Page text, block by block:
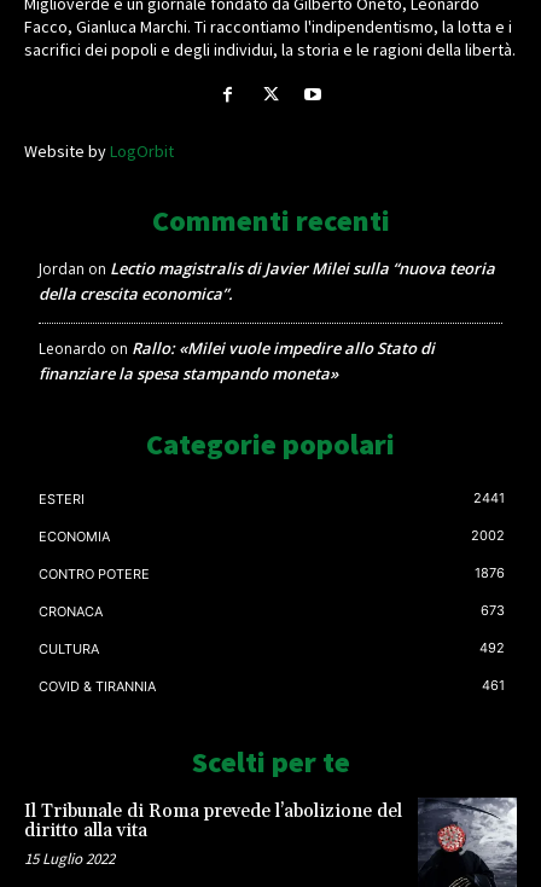
Facco, Gianluca Marchi. Ti raccontiamo l'indipendentismo, la lotta e i
sacrifici dei popoli e degli individui, la storia e le ragioni della libertà.
Website byLogOrbit
Commenti recenti
Jordan on Lectio magistralis di Javier Milei sulla “nuova teoria
della crescita economica”.
Leonardo on Rallo: «Milei vuole impedire allo Stato di
finanziare la spesa stampando moneta»
Categorie popolari
ESTERI 2441
ECONOMIA 2002
CONTRO POTERE 1876
CRONACA 673
CULTURA 492
COVID & TIRANNIA 461
Scelti per te
Il Tribunale di Roma prevede l’abolizione del
diritto alla vita
15 Luglio 2022